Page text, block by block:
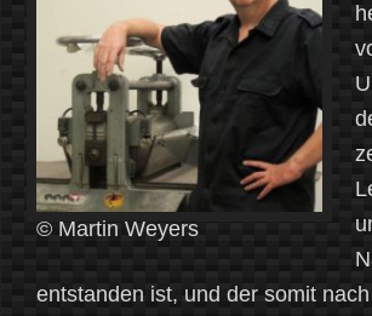
© Martin Weyers
entstanden ist, und der somit